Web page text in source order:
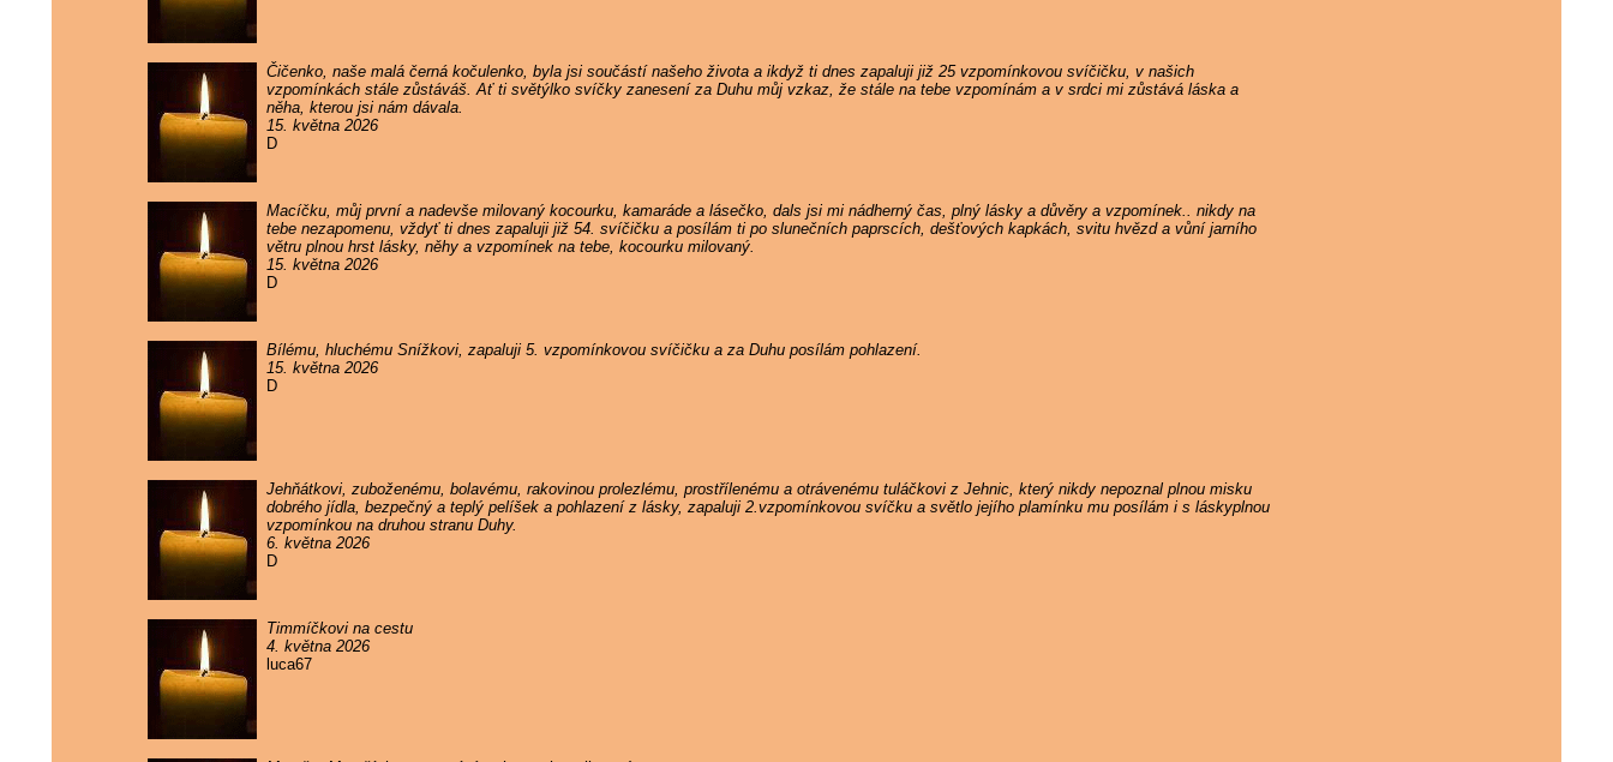
Čičenko, naše malá černá kočulenko, byla jsi součástí našeho života a ikdyž ti dnes zapaluji již 25 vzpomínkovou svíčičku, v našich
vzpomínkách stále zůstáváš. Ať ti světýlko svíčky zanesení za Duhu můj vzkaz, že stále na tebe vzpomínám a v srdci mi zůstává láska a
něha, kterou jsi nám dávala.
15. května 2026
D
Macíčku, můj první a nadevše milovaný kocourku, kamaráde a lásečko, dals jsi mi nádherný čas, plný lásky a důvěry a vzpomínek.. nikdy na
tebe nezapomenu, vždyť ti dnes zapaluji již 54. svíčičku a posílám ti po slunečních paprscích, dešťových kapkách, svitu hvězd a vůní jarního
větru plnou hrst lásky, něhy a vzpomínek na tebe, kocourku milovaný.
15. května 2026
D
Bílému, hluchému Snížkovi, zapaluji 5. vzpomínkovou svíčičku a za Duhu posílám pohlazení.
15. května 2026
D
Jehňátkovi, zuboženému, bolavému, rakovinou prolezlému, prostřílenému a otrávenému tuláčkovi z Jehnic, který nikdy nepoznal plnou misku
dobrého jídla, bezpečný a teplý pelíšek a pohlazení z lásky, zapaluji 2.vzpomínkovou svíčku a světlo jejího plamínku mu posílám i s láskyplnou
vzpomínkou na druhou stranu Duhy.
6. května 2026
D
Timmíčkovi na cestu
4. května 2026
luca67